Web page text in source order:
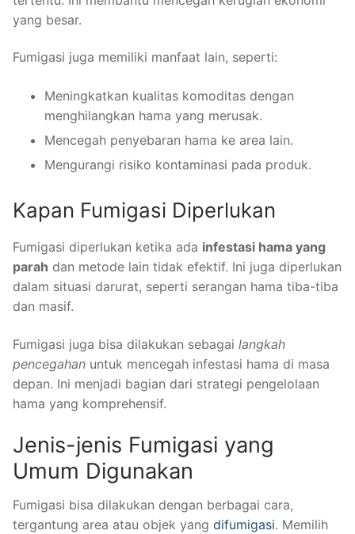
yang besar.
Fumigasi juga memiliki manfaat lain, seperti:
Meningkatkan kualitas komoditas dengan
menghilangkan hama yang merusak.
Mencegah penyebaran hama ke area lain.
Mengurangi risiko kontaminasi pada produk.
Kapan Fumigasi Diperlukan
Fumigasi diperlukan ketika ada infestasi hama yang
parah dan metode lain tidak efektif. Ini juga diperlukan
dalam situasi darurat, seperti serangan hama tiba-tiba
dan masif.
Fumigasi juga bisa dilakukan sebagai langkah
pencegahan untuk mencegah infestasi hama di masa
depan. Ini menjadi bagian dari strategi pengelolaan
hama yang komprehensif.
Jenis-jenis Fumigasi yang
Umum Digunakan
Fumigasi bisa dilakukan dengan berbagai cara,
tergantung area atau objek yang difumigasi. Memilih